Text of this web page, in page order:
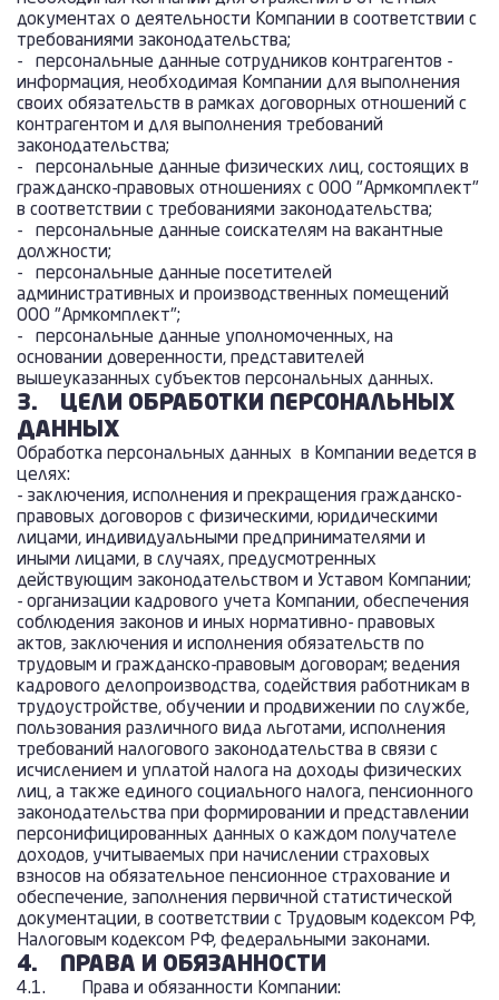
документах о деятельности Компании в соответствии с
требованиями законодательства;
- персональные данные сотрудников контрагентов -
информация, необходимая Компании для выполнения
своих обязательств в рамках договорных отношений с
контрагентом и для выполнения требований
законодательства;
- персональные данные физических лиц, состоящих в
гражданско-правовых отношениях с ООО "Армкомплект"
в соответствии с требованиями законодательства;
- персональные данные соискателям на вакантные
должности;
- персональные данные посетителей
административных и производственных помещений
ООО "Армкомплект";
- персональные данные уполномоченных, на
основании доверенности, представителей
вышеуказанных субъектов персональных данных.
3. ЦЕЛИ ОБРАБОТКИ ПЕРСОНАЛЬНЫХ
ДАННЫХ
Обработка персональных данных в Компании ведется в
целях:
- заключения, исполнения и прекращения гражданско-
правовых договоров с физическими, юридическими
лицами, индивидуальными предпринимателями и
иными лицами, в случаях, предусмотренных
действующим законодательством и Уставом Компании;
- организации кадрового учета Компании, обеспечения
соблюдения законов и иных нормативно- правовых
актов, заключения и исполнения обязательств по
трудовым и гражданско-правовым договорам; ведения
кадрового делопроизводства, содействия работникам в
трудоустройстве, обучении и продвижении по службе,
пользования различного вида льготами, исполнения
требований налогового законодательства в связи с
исчислением и уплатой налога на доходы физических
лиц, а также единого социального налога, пенсионного
законодательства при формировании и представлении
персонифицированных данных о каждом получателе
доходов, учитываемых при начислении страховых
взносов на обязательное пенсионное страхование и
обеспечение, заполнения первичной статистической
документации, в соответствии с Трудовым кодексом РФ,
Налоговым кодексом РФ, федеральными законами.
4. ПРАВА И ОБЯЗАННОСТИ
4.1. Права и обязанности Компании: